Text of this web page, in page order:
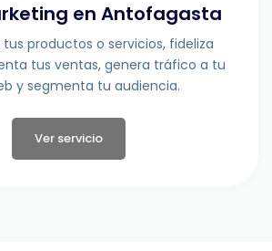
en Antofagasta
productos o servicios, fideliza
tus ventas, genera tráfico a tu
y segmenta tu audiencia.
Ver servicio